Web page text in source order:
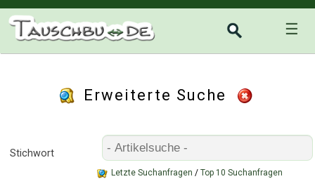
☰
Erweiterte Suche
Stichwort
Letzte Suchanfragen / Top 10 Suchanfragen